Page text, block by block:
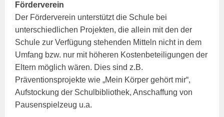
Förderverein
Der Förderverein unterstützt die Schule bei
unterschiedlichen Projekten, die allein mit den der
Schule zur Verfügung stehenden Mitteln nicht in dem
Umfang bzw. nur mit höheren Kostenbeteiligungen der
Eltern möglich wären. Dies sind z.B.
Präventionsprojekte wie „Mein Körper gehört mir“,
Aufstockung der Schulbibliothek, Anschaffung von
Pausenspielzeug u.a.